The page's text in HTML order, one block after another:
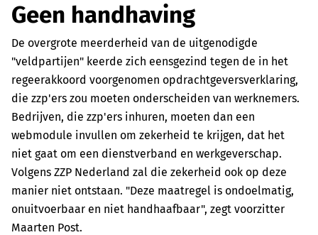
Geen handhaving
De overgrote meerderheid van de uitgenodigde
"veldpartijen" keerde zich eensgezind tegen de in het
regeerakkoord voorgenomen opdrachtgeversverklaring,
die zzp'ers zou moeten onderscheiden van werknemers.
Bedrijven, die zzp'ers inhuren, moeten dan een
webmodule invullen om zekerheid te krijgen, dat het
niet gaat om een dienstverband en werkgeverschap.
Volgens ZZP Nederland zal die zekerheid ook op deze
manier niet ontstaan. "Deze maatregel is ondoelmatig,
onuitvoerbaar en niet handhaafbaar", zegt voorzitter
Maarten Post.